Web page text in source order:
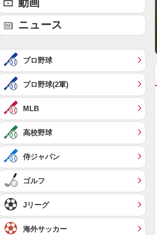
動画
ニュース
プロ野球
プロ野球(2軍)
MLB
高校野球
侍ジャパン
ゴルフ
Jリーグ
海外サッカー